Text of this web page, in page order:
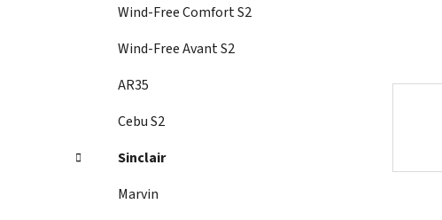
Wind-Free Comfort S2
Wind-Free Avant S2
AR35
Cebu S2
Sinclair
Marvin